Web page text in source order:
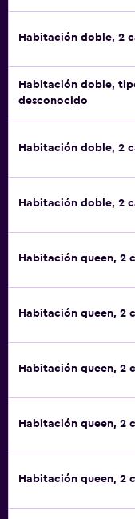
Habitación doble, 2
Habitación doble,
desconocido
Habitación doble, 2
Habitación doble, 2
Habitación queen, 2
Habitación queen, 2
Habitación queen, 2
Habitación queen, 2
Habitación queen, 2